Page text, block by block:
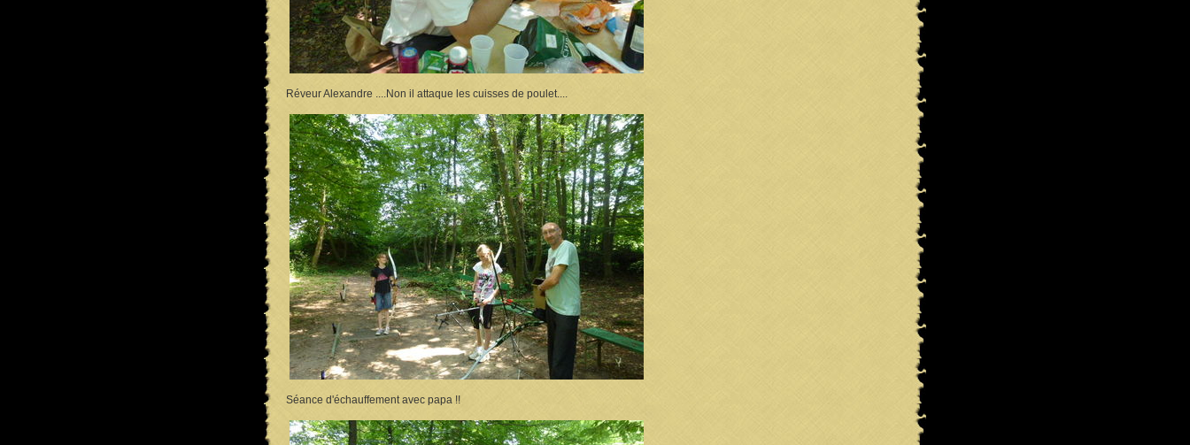
Réveur Alexandre ....Non il attaque les cuisses de poulet....
Séance d'échauffement avec papa !!